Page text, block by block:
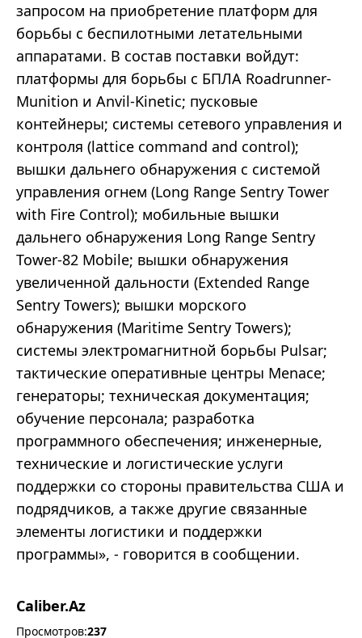
запросом на приобретение платформ для
борьбы с беспилотными летательными
аппаратами. В состав поставки войдут:
платформы для борьбы с БПЛА Roadrunner-
Munition и Anvil-Kinetic; пусковые
контейнеры; системы сетевого управления и
контроля (lattice command and control);
вышки дальнего обнаружения с системой
управления огнем (Long Range Sentry Tower
with Fire Control); мобильные вышки
дальнего обнаружения Long Range Sentry
Tower-82 Mobile; вышки обнаружения
увеличенной дальности (Extended Range
Sentry Towers); вышки морского
обнаружения (Maritime Sentry Towers);
системы электромагнитной борьбы Pulsar;
тактические оперативные центры Menace;
генераторы; техническая документация;
обучение персонала; разработка
программного обеспечения; инженерные,
технические и логистические услуги
поддержки со стороны правительства США и
подрядчиков, а также другие связанные
элементы логистики и поддержки
программы», - говорится в сообщении.
Caliber.Az
Просмотров:237